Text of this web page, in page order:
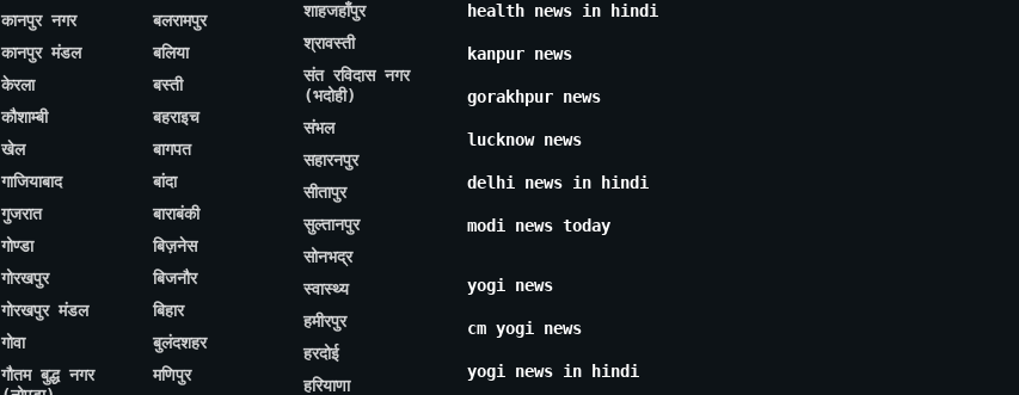
कानपुर नगर
कानपुर मंडल
केरला
कौशाम्बी
खेल
गाजियाबाद
गुजरात
गोण्डा
गोरखपुर
गोरखपुर मंडल
गोवा
गौतम बुद्ध नगर
बलरामपुर
बलिया
बस्ती
बहराइच
बागपत
बांदा
बाराबंकी
बिज़नेस
बिजनौर
बिहार
बुलंदशहर
मणिपुर
शाहजहाँपुर
श्रावस्ती
संत रविदास नगर
(भदोही)
संभल
सहारनपुर
सीतापुर
सुल्तानपुर
सोनभद्र
स्वास्थ्य
हमीरपुर
हरदोई
हरियाणा
health news in hindi
kanpur news
gorakhpur news
lucknow news
delhi news in hindi
modi news today
yogi news
cm yogi news
yogi news in hindi